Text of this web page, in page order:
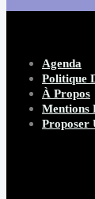
Agenda
Politique
À Propos
Mentions
Proposer